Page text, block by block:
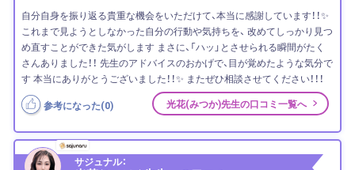
自分自身を振り返る貴重な機会をいただけて、本当に感謝しています！！✨
これまで見ようとしなかった自分の行動や気持ちを、 改めてしっかり見つ
め直すことができた気がします まさに、「ハッ」とさせられる瞬間がたく
さんありました！！ 先生のアドバイスのおかげで、目が覚めたような気分で
す 本当にありがとうございました！！✨ またぜひ相談させてください！！！
参考になった(0) 光花(みつか)先生の口コミ一覧へ
サジュナル：